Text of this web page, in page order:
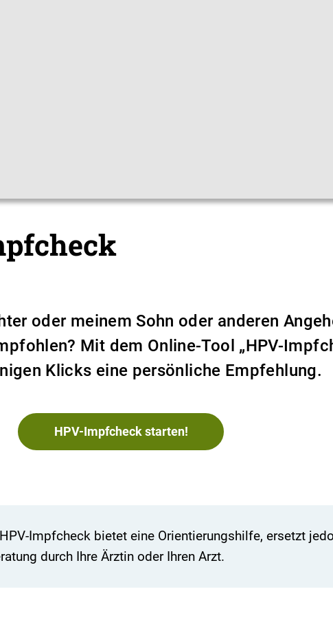
oder meinem Sohn oder anderen
Mit dem Online-Tool „HPV-
Klicks eine persönliche Empfehlung.
HPV-Impfcheck starten!
Impfcheck bietet eine Orientierungshilfe, ersetzt
durch Ihre Ärztin oder Ihren Arzt.